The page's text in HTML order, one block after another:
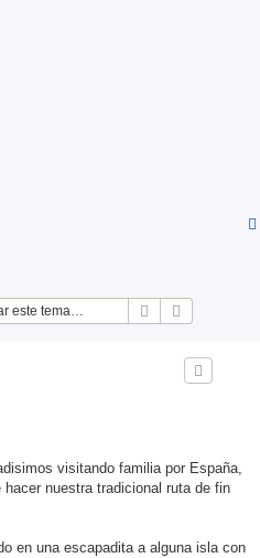
Buscar
visitando familia por España,
nuestra tradicional ruta de fin
en una escapadita a alguna isla con